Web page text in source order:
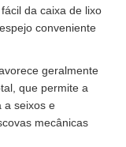
da caixa de lixo
conveniente
geralmente
que permite a
a seixos e
mecânicas